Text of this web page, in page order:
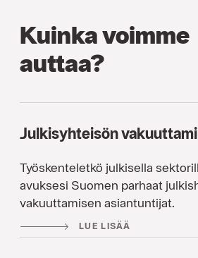
Kuinka voimme
auttaa?
Julkisyhteisön
Työskenteletkö julkisella
avuksesi Suomen parhaat
vakuuttamisen asiantuntijat.
LUE LISÄÄ